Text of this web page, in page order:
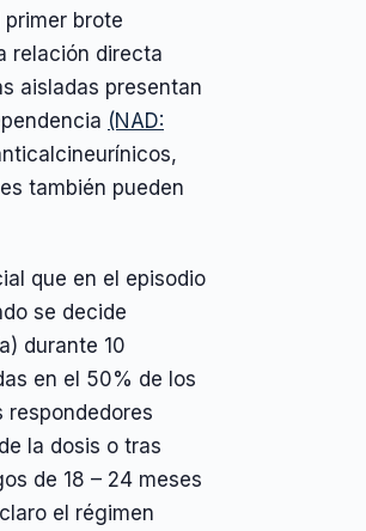
brote
relación directa
aisladas presentan
(NAD:
también pueden
que en el episodio
se decide
durante 10
en el 50% de los
la dosis o tras
de 18 – 24 meses
el régimen